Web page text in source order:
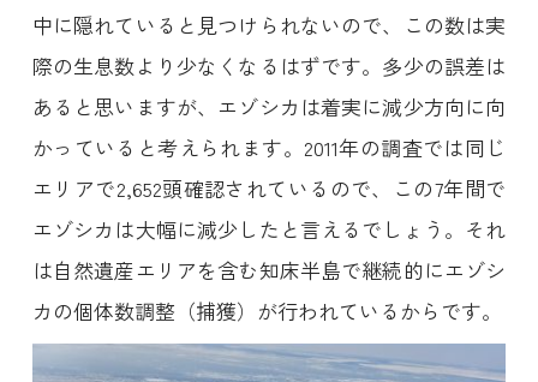
中に隠れていると見つけられないので、この数は実
際の生息数より少なくなるはずです。多少の誤差は
あると思いますが、エゾシカは着実に減少方向に向
かっていると考えられます。2011年の調査では同じ
エリアで2,652頭確認されているので、この7年間で
エゾシカは大幅に減少したと言えるでしょう。それ
は自然遺産エリアを含む知床半島で継続的にエゾシ
カの個体数調整（捕獲）が行われているからです。